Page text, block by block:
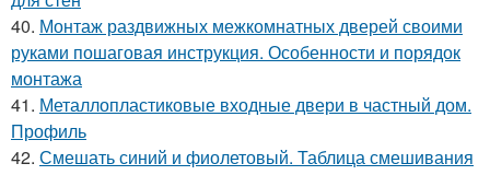
40. Монтаж раздвижных межкомнатных дверей своими
руками пошаговая инструкция. Особенности и порядок
монтажа
41. Металлопластиковые входные двери в частный дом.
Профиль
42. Смешать синий и фиолетовый. Таблица смешивания